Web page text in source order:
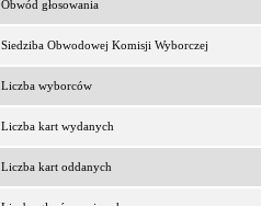
Obwód głosowania
Siedziba Obwodowej Komisji Wyborczej
Liczba wyborców
Liczba kart wydanych
Liczba kart oddanych